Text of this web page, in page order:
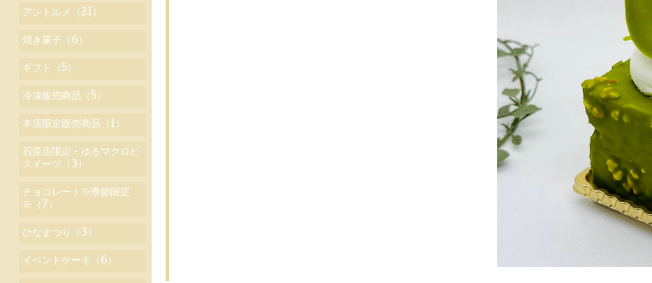
アントルメ（21）
焼き菓子（6）
ギフト（5）
冷凍販売商品（5）
本店限定販売商品（1）
石原店限定・ゆるマクロビ
スイーツ（3）
チョコレート※季節限定
※（7）
ひなまつり（3）
イベントケーキ（6）